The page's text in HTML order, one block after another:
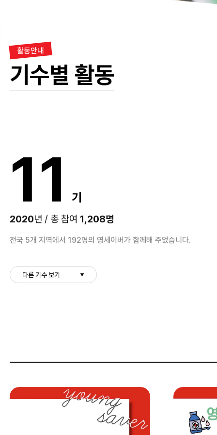
활동안내
기수별 활동
11 기
2020년 / 총 참여 1,208명
전국 5개 지역에서 192명의 영세이버가 함께해 주었습니다.
다른 기수 보기